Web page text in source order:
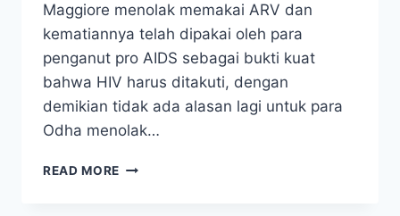
Maggiore menolak memakai ARV dan
kematiannya telah dipakai oleh para
penganut pro AIDS sebagai bukti kuat
bahwa HIV harus ditakuti, dengan
demikian tidak ada alasan lagi untuk para
Odha menolak…
READ MORE CHRISTINE